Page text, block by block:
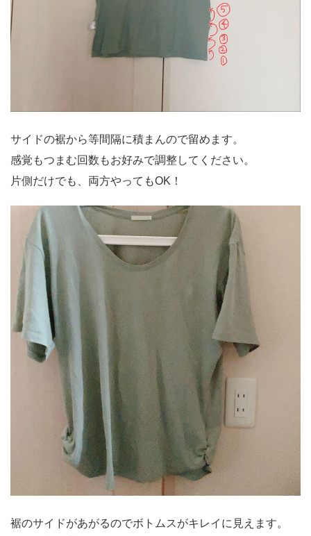
サイドの裾から等間隔に積まんので留めます。
感覚もつまむ回数もお好みで調整してください。
片側だけでも、両方やってもOK！
裾のサイドがあがるのでボトムスがキレイに見えます。